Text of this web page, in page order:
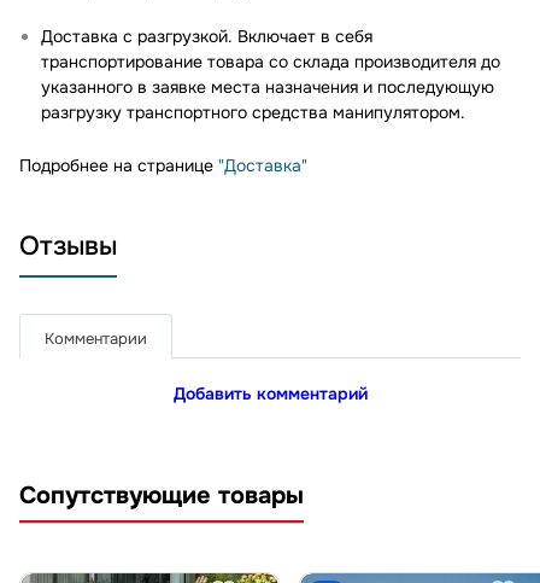
Доставка с разгрузкой. Включает в себя
транспортирование товара со склада производителя до
указанного в заявке места назначения и последующую
разгрузку транспортного средства манипулятором.
Подробнее на странице "Доставка"
Отзывы
Комментарии
Добавить комментарий
Сопутствующие товары